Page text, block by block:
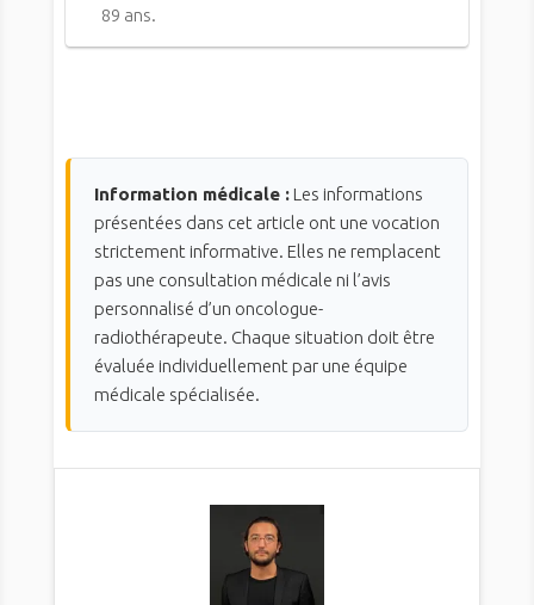
89 ans.
Information médicale :Les informations
présentées dans cet article ont une vocation
strictement informative. Elles ne remplacent
pas une consultation médicale ni l’avis
personnalisé d’un oncologue-
radiothérapeute. Chaque situation doit être
évaluée individuellement par une équipe
médicale spécialisée.